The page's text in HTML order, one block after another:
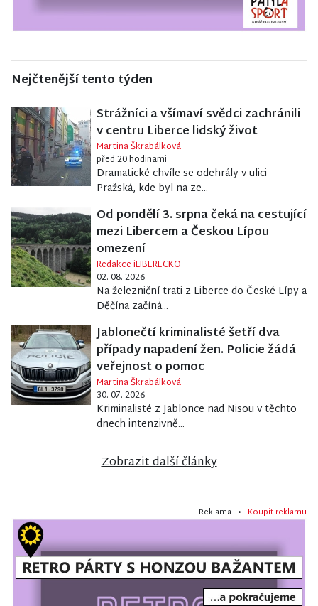
Nejčtenější tento týden
Strážníci a všímaví svědci zachránili
v centru Liberce lidský život
Martina Škrabálková
před 20 hodinami
Dramatické chvíle se odehrály v ulici
Pražská, kde byl na ze...
Od pondělí 3. srpna čeká na cestující
mezi Libercem a Českou Lípou
omezení
Redakce iLIBERECKO
02. 08. 2026
Na železniční trati z Liberce do České Lípy a
Děčína začíná...
Jablonečtí kriminalisté šetří dva
případy napadení žen. Policie žádá
veřejnost o pomoc
Martina Škrabálková
30. 07. 2026
Kriminalisté z Jablonce nad Nisou v těchto
dnech intenzivně...
Zobrazit další články
Reklama • Koupit reklamu